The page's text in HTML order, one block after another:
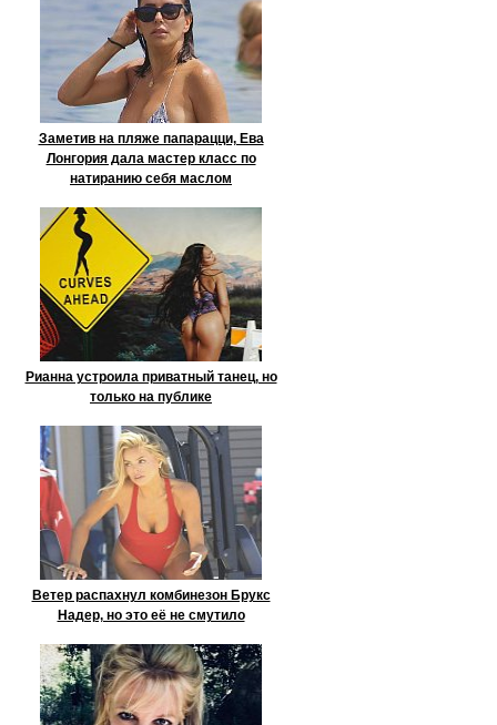
Заметив на пляже папарацци, Ева
Лонгория дала мастер класс по
натиранию себя маслом
Рианна устроила приватный танец, но
только на публике
Ветер распахнул комбинезон Брукс
Надер, но это её не смутило